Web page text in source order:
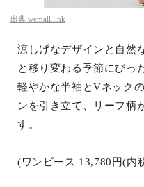
出典 wemall.link
涼しげなデザインと自然
と移り変わる季節にぴっ
軽やかな半袖とVネック
ンを引き立て、リーフ柄
す。
(ワンピース 13,780円(内